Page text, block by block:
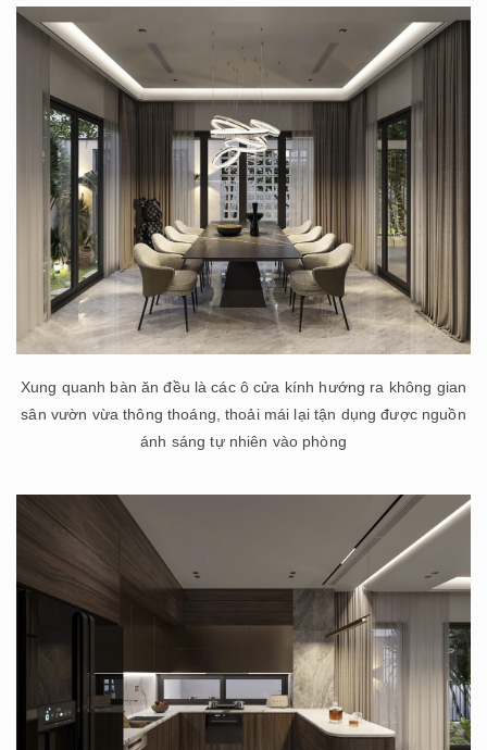
Xung quanh bàn ăn đều là các ô cửa kính hướng ra không gian
sân vườn vừa thông thoáng, thoải mái lại tận dụng được nguồn
ánh sáng tự nhiên vào phòng